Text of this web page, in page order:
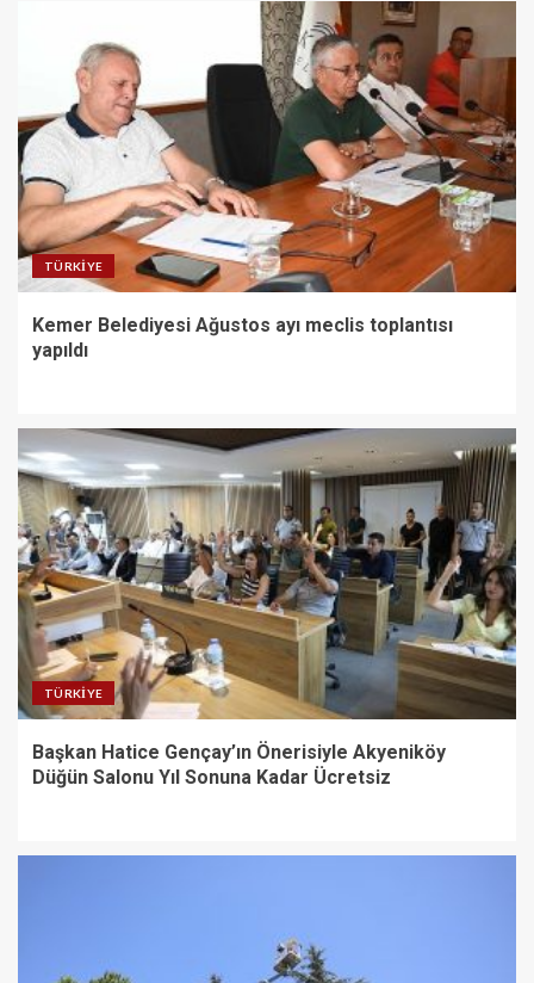
TÜRKIYE
Kemer Belediyesi Ağustos ayı meclis toplantısı
yapıldı
TÜRKIYE
Başkan Hatice Gençay’ın Önerisiyle Akyeniköy
Düğün Salonu Yıl Sonuna Kadar Ücretsiz